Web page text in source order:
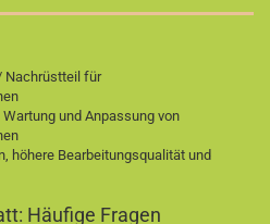
Nachrüstteil für
Wartung und Anpassung von
höhere Bearbeitungsqualität und
Häufige Fragen